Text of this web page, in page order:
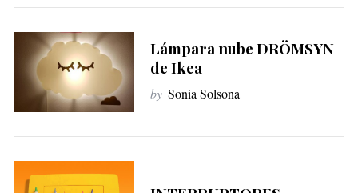
Lámpara nube DRÖMSYN
de Ikea
by Sonia Solsona